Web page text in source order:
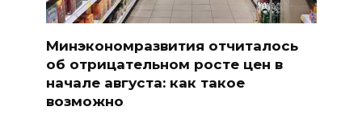
Минэкономразвития отчиталось
об отрицательном росте цен в
начале августа: как такое
возможно